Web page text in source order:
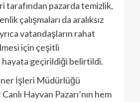
tarafından pazarda temizlik,
çalışmaları da aralıksız
vatandaşların rahat
için çeşitli
geçirildiği belirtildi.
İşleri Müdürlüğü
Hayvan Pazarı’nın hem